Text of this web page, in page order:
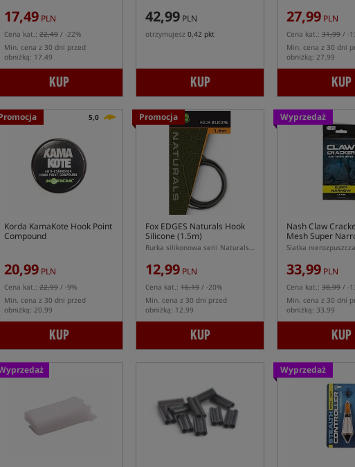
17,49 PLN
Cena kat.: 22,49 / -22%
Min. cena z 30 dni przed
obniżką: 17.49
KUP
42,99 PLN
otrzymujesz 0,42 pkt
KUP
27,99 PLN
Cena kat.: 31,99 / -
Min. cena z 30 dni
obniżką: 27.99
KUP
5,0
Korda KamaKote Hook Point
Compound
20,99 PLN
Cena kat.: 22,99 / -9%
Min. cena z 30 dni przed
obniżką: 20.99
KUP
Promocja
Fox EDGES Naturals Hook
Silicone (1.5m)
Rurka silikonowa serii Naturals do haków
12,99 PLN
Cena kat.: 16,19 / -20%
Min. cena z 30 dni przed
obniżką: 12.99
KUP
Wyprzedaż
Nash Claw
Mesh Super
33,99 PLN
Cena kat.: 38,99 / -
Min. cena z 30 dni
obniżką: 33.99
KUP
Wyprzedaż